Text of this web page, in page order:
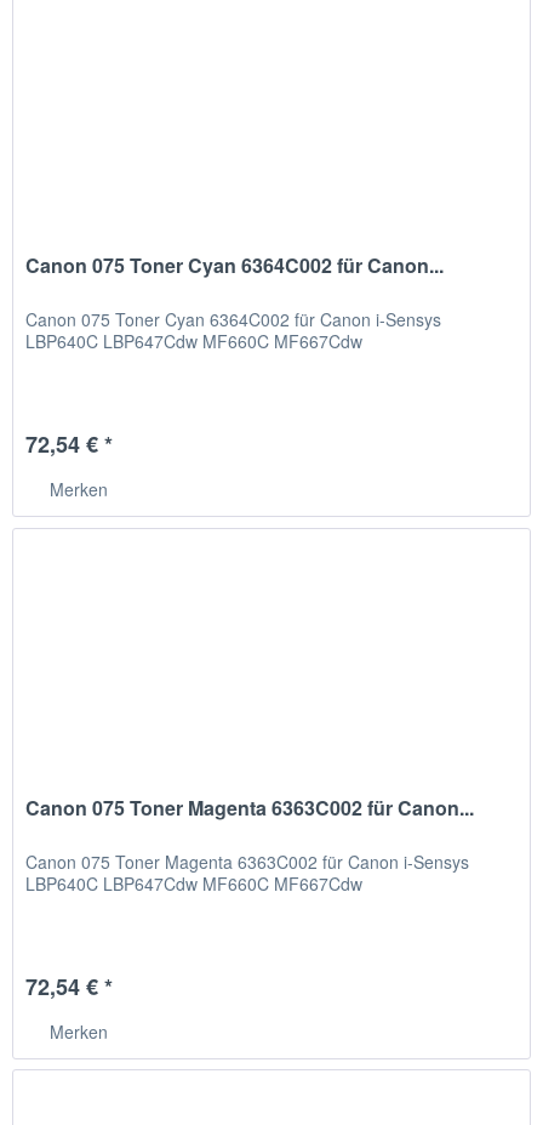
Canon 075 Toner Cyan 6364C002 für Canon...
Canon 075 Toner Cyan 6364C002 für Canon i-Sensys
LBP640C LBP647Cdw MF660C MF667Cdw
72,54 € *
Merken
Canon 075 Toner Magenta 6363C002 für Canon...
Canon 075 Toner Magenta 6363C002 für Canon i-Sensys
LBP640C LBP647Cdw MF660C MF667Cdw
72,54 € *
Merken